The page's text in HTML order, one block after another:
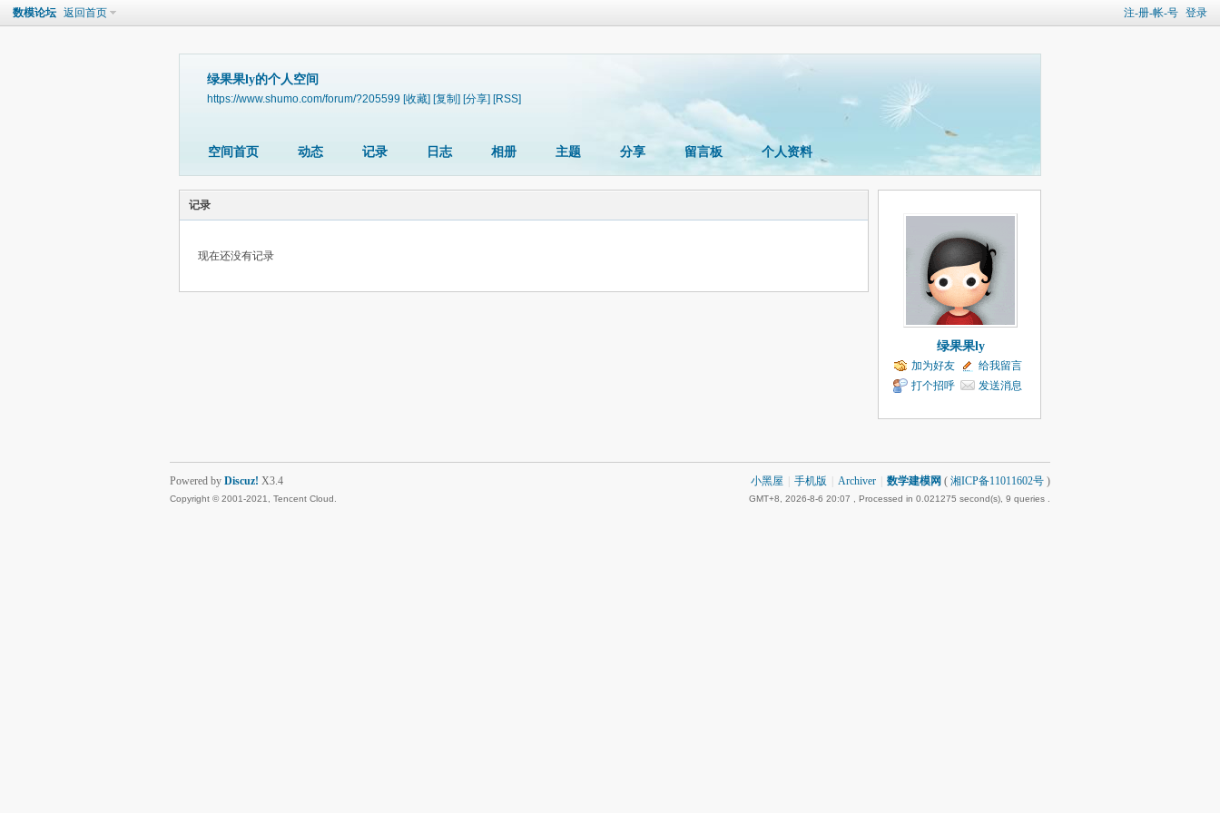
注-册-帐-号 登录
数模论坛 返回首页
绿果果ly的个人空间
https://www.shumo.com/forum/?205599 [收藏] [复制] [分享] [RSS]
空间首页 动态 记录 日志 相册 主题 分享 留言板 个人资料
记录
现在还没有记录
绿果果ly
加为好友
给我留言
打个招呼
发送消息
小黑屋 手机版 Archiver 数学建模网 ( 湘ICP备11011602号 )
GMT+8, 2026-8-6 20:07 , Processed in 0.021275 second(s), 9 queries .
Powered by Discuz! X3.4
Copyright © 2001-2021, Tencent Cloud.